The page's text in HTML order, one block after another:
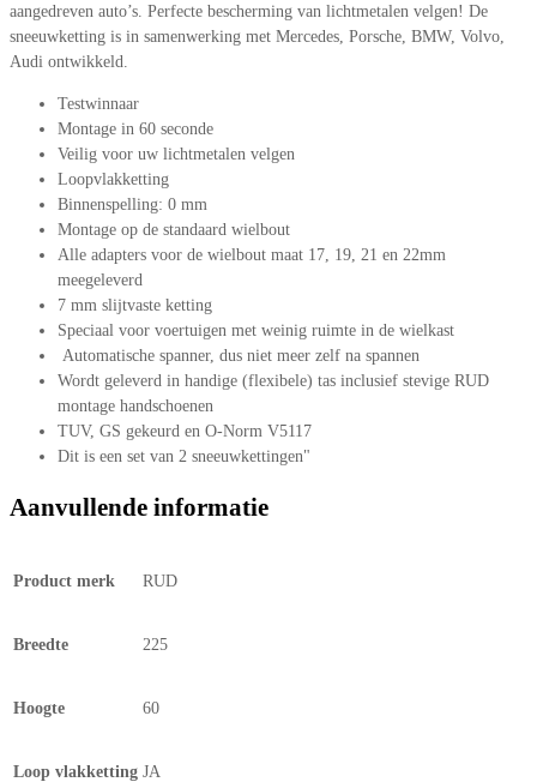
aangedreven auto’s. Perfecte bescherming van lichtmetalen velgen! De
sneeuwketting is in samenwerking met Mercedes, Porsche, BMW, Volvo,
Audi ontwikkeld.
Testwinnaar
Montage in 60 seconde
Veilig voor uw lichtmetalen velgen
Loopvlakketting
Binnenspelling: 0 mm
Montage op de standaard wielbout
Alle adapters voor de wielbout maat 17, 19, 21 en 22mm
meegeleverd
7 mm slijtvaste ketting
Speciaal voor voertuigen met weinig ruimte in de wielkast
Automatische spanner, dus niet meer zelf na spannen
Wordt geleverd in handige (flexibele) tas inclusief stevige RUD
montage handschoenen
TUV, GS gekeurd en O-Norm V5117
Dit is een set van 2 sneeuwkettingen"
Aanvullende informatie
Product merk RUD
Breedte 225
Hoogte 60
Loop vlakketting JA